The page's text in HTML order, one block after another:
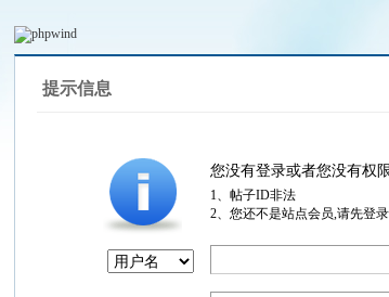
提示信息
您没有登录或者您没有权
1、帖子ID非法
2、您还不是站点会员,请先登